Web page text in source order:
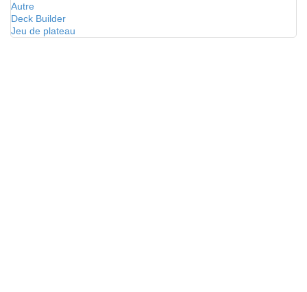
Autre
Deck Builder
Jeu de plateau